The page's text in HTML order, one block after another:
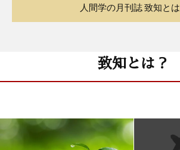
人間学の月刊誌 致知とは
致知とは？